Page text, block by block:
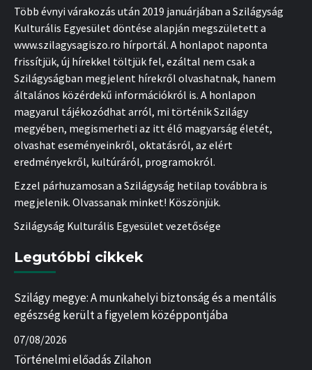
Több évnyi várakozás után 2019 januárjában a Szilágyság
Kulturális Egyesület döntése alapján megszületett a
www.szilagysagiszo.ro hírportál. A honlapot naponta
frissítjük, új hírekkel töltjük fel, ezáltal nem csak a
Szilágyságban megjelent hírekről olvashatnak, hanem
általános közérdekű információkról is. A honlapon
magyarul tájékozódhat arról, mi történik Szilágy
megyében, megismerheti az itt élő magyarság életét,
olvashat eseményeinkről, oktatásról, az elért
eredményekről, kultúráról, programokról.
Ezzel párhuzamosan a Szilágyság hetilap továbbra is
megjelenik. Olvassanak minket! Köszönjük.
Szilágyság Kulturális Egyesület vezetősége
Legutóbbi cikkek
Szilágy megye: A munkahelyi biztonság és a mentális
egészség került a figyelem középpontjába
07/08/2026
Történelmi előadás Zilahon